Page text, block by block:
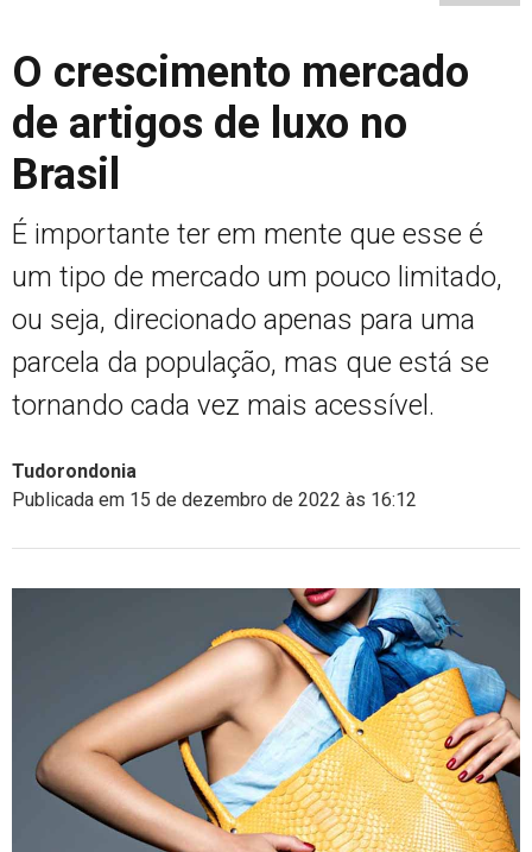
O crescimento mercado
de artigos de luxo no
Brasil
É importante ter em mente que esse é
um tipo de mercado um pouco limitado,
ou seja, direcionado apenas para uma
parcela da população, mas que está se
tornando cada vez mais acessível.
Tudorondonia
Publicada em 15 de dezembro de 2022 às 16:12